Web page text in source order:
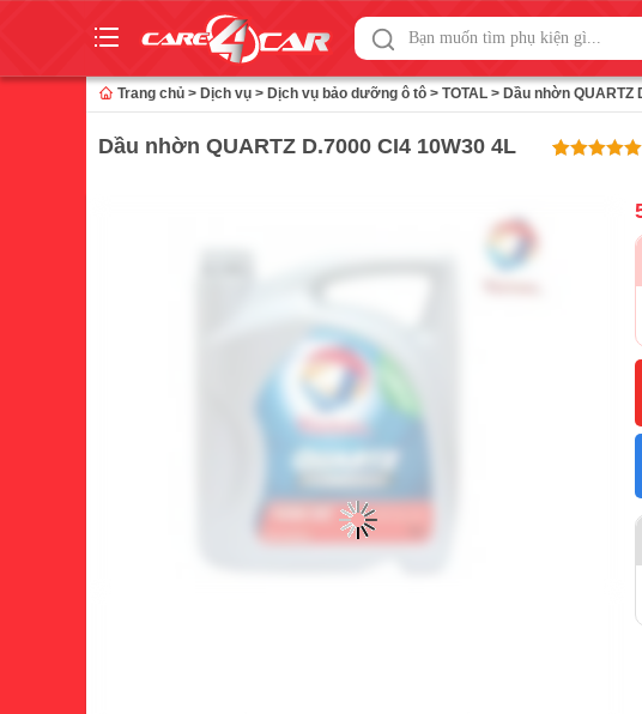
Trang chủ > Dịch vụ > Dịch vụ bảo dưỡng ô tô > TOTAL > Dầu nhờn QUARTZ
Dầu nhờn QUARTZ D.7000 CI4 10W30 4L